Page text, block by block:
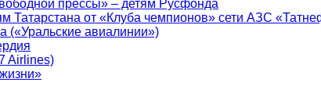
прессы» – детям Русфонда
Татарстана от «Клуба чемпионов» сети АЗС
(«Уральские авиалинии»)
Airlines)